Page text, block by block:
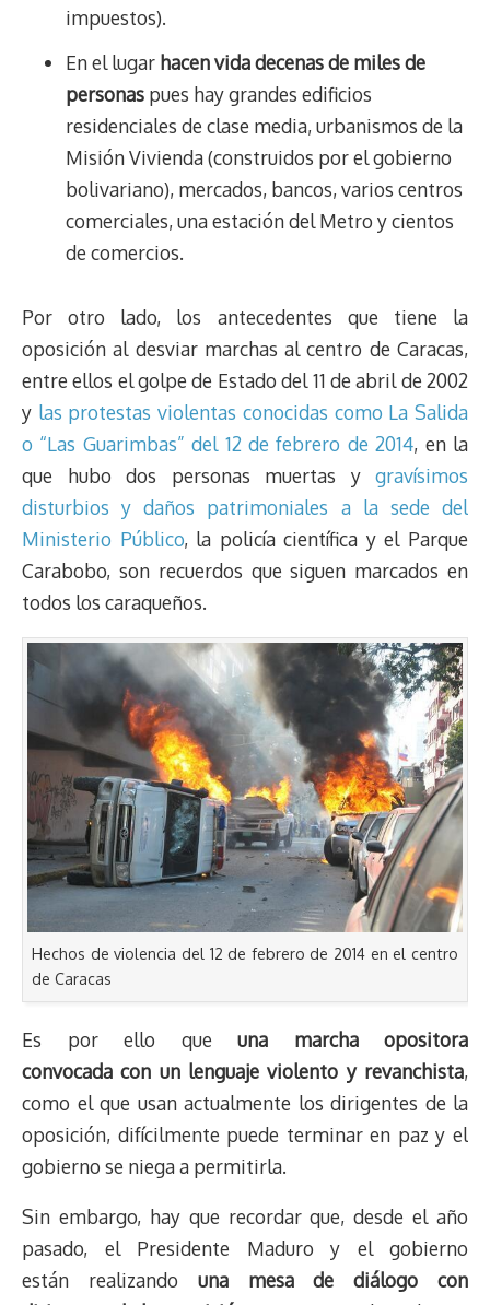
impuestos).
En el lugar hacen vida decenas de miles de
personas pues hay grandes edificios
residenciales de clase media, urbanismos de la
Misión Vivienda (construidos por el gobierno
bolivariano), mercados, bancos, varios centros
comerciales, una estación del Metro y cientos
de comercios.
Por otro lado, los antecedentes que tiene la
oposición al desviar marchas al centro de Caracas,
entre ellos el golpe de Estado del 11 de abril de 2002
y las protestas violentas conocidas como La Salida
o “Las Guarimbas” del 12 de febrero de 2014, en la
que hubo dos personas muertas y gravísimos
disturbios y daños patrimoniales a la sede del
Ministerio Público, la policía científica y el Parque
Carabobo, son recuerdos que siguen marcados en
todos los caraqueños.
Hechos de violencia del 12 de febrero de 2014 en el centro
de Caracas
Es por ello que una marcha opositora
convocada con un lenguaje violento y revanchista,
como el que usan actualmente los dirigentes de la
oposición, difícilmente puede terminar en paz y el
gobierno se niega a permitirla.
Sin embargo, hay que recordar que, desde el año
pasado, el Presidente Maduro y el gobierno
están realizando una mesa de diálogo con